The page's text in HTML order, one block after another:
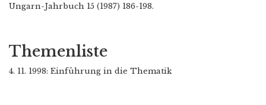
Ungarn-Jahrbuch 15 (1987) 186-198.
Themenliste
4. 11. 1998: Einführung in die Thematik